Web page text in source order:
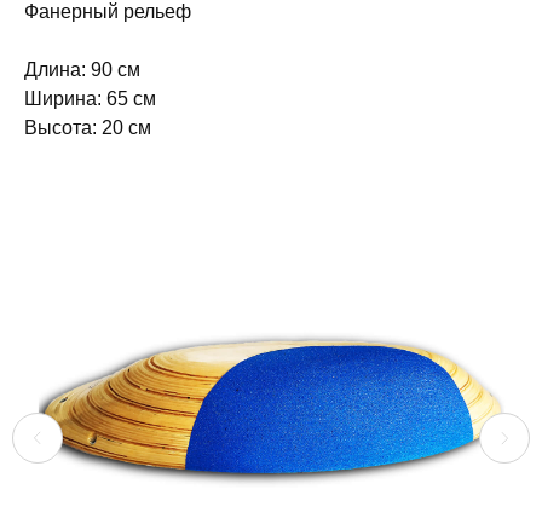
Фанерный рельеф
Длина: 90 см
Ширина: 65 см
Высота: 20 см